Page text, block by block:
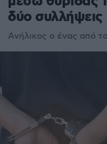
δύο συλλήψεις
Ανήλικος ο ένας από